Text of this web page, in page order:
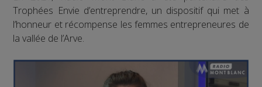
Trophées Envie d’entreprendre, un dispositif qui met à
l’honneur et récompense les femmes entrepreneures de
la vallée de l’Arve.